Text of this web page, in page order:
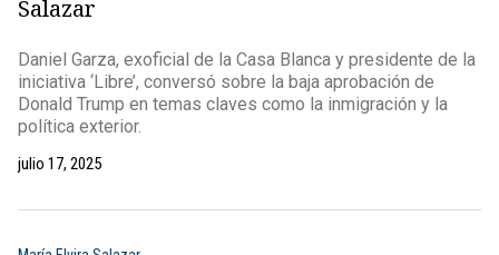
Salazar
Daniel Garza, exoficial de la Casa Blanca y presidente de la
iniciativa ‘Libre’, conversó sobre la baja aprobación de
Donald Trump en temas claves como la inmigración y la
política exterior.
julio 17, 2025